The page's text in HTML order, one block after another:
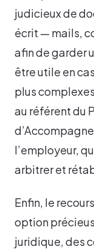
judicieux de
écrit — mails,
afin de garder
être utile en
plus
au référent du
l’employeur,
arbitrer et
Enfin, le
option
juridique, des